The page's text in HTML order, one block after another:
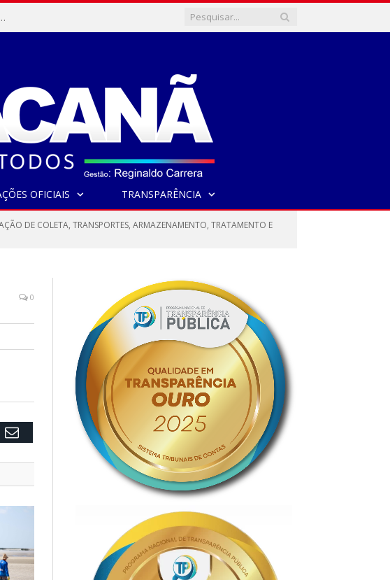
TÍTULO DA COPA PARÁ SUB-17!
OFICIAIS TRANSPARÊNCIA
DE COLETA, TRANSPORTES, ARMAZENAMENTO, TRATAMENTO E
0
Email